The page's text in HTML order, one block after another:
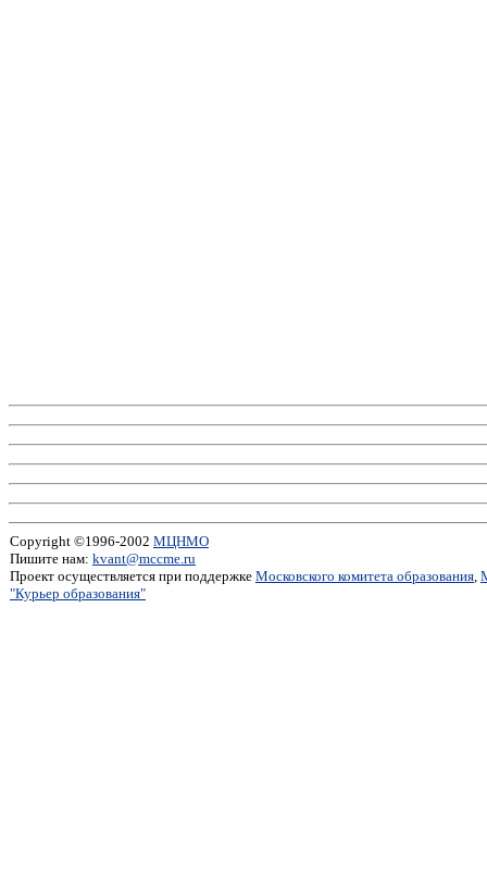
Copyright ©1996-2002 МЦНМО
Пишите нам: kvant@mccme.ru
Проект осуществляется при поддержке Московского комитета образования,
"Курьер образования"